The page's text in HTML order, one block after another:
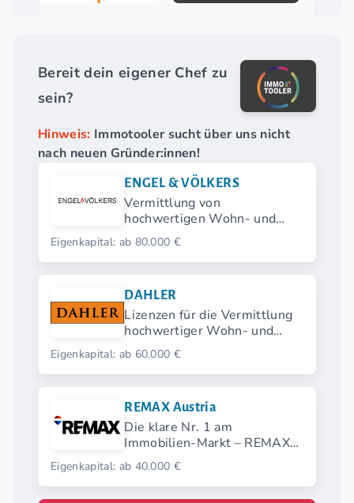
Bereit dein eigener Chef zu
sein?
Hinweis: Immotooler sucht über uns nicht
nach neuen Gründer:innen!
ENGEL & VÖLKERS
Vermittlung von
hochwertigen Wohn- und
Gewerbeimmobilien
Eigenkapital: ab 80.000 €
DAHLER
Lizenzen für die Vermittlung
hochwertiger Wohn- und
Anlageimmobilien
Eigenkapital: ab 60.000 €
REMAX Austria
Die klare Nr. 1 am
Immobilien-Markt – REMAX
Austria erfüllt Wohnträume.
Eigenkapital: ab 40.000 €